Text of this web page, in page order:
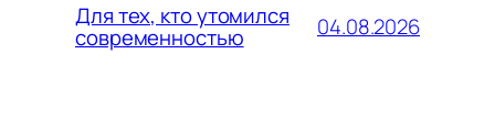
Для тех, кто утомился
современностью 04.08.2026